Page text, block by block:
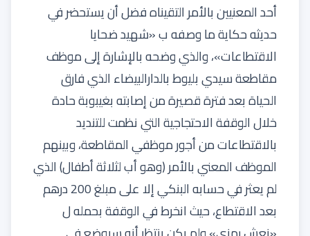
أحد المعنيين بالأمر التقيناه فضل أن يستحضر في
حديثه حكاية ما وصفه ب «شهيد ضحايا
الاقتطاعات»، والذي وضحه بالإشارة إلى موظف
مقاطعة سيدي بليوط بالدارالبيضاء الذي فارق
الحياة بعد فترة قصيرة من إصابته بغيبوبة حادة
خلال الوقفة الاحتجاجية التي نظمت للتنديد
بالاقتطاعات من أجور موظفي المقاطعة، وبينهم
الموظف المعني بالأمر (وهو أب لثلاثة أطفال) الذي
لم يعثر في حسابه البنكي إلا على مبلغ 200 درهم
بعد الاقتطاع، حيث انخرط في الوقفة بحمله ل